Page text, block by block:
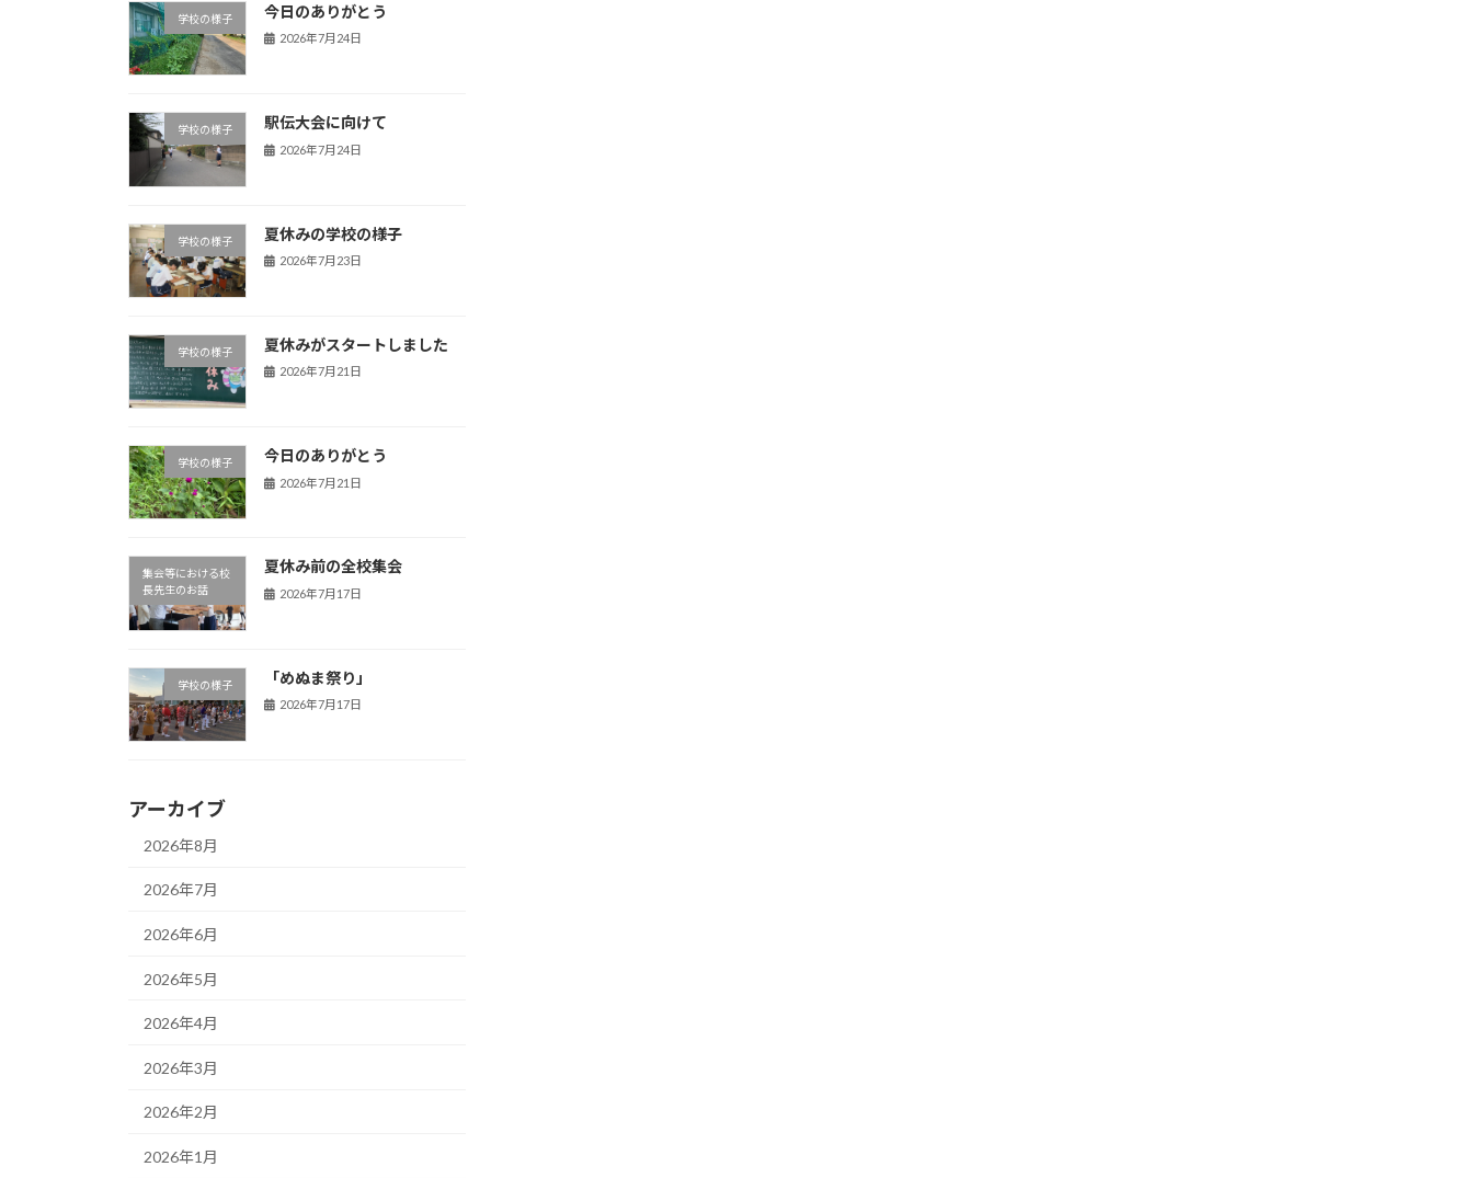
学校の様子 今日のありがとう
2026年7月24日
学校の様子 駅伝大会に向けて
2026年7月24日
学校の様子 夏休みの学校の様子
2026年7月23日
学校の様子 夏休みがスタートしました
2026年7月21日
学校の様子 今日のありがとう
2026年7月21日
集会等における校
長先生のお話
夏休み前の全校集会
2026年7月17日
学校の様子 「めぬま祭り」
2026年7月17日
アーカイブ
2026年8月
2026年7月
2026年6月
2026年5月
2026年4月
2026年3月
2026年2月
2026年1月